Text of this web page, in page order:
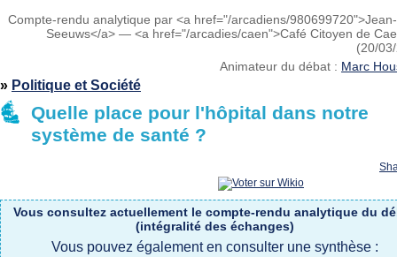
Compte-rendu analytique par <a href="/arcadiens/
Seeuws</a> — <a href="/arcadies/caen">Café Citoyen de
(20/
Animateur du débat : Marc
» Politique et Société
Quelle place pour l'hôpital dans notre
système de santé ?
Vous consultez actuellement le compte-rendu analytique du
(intégralité des échanges)
Vous pouvez également en consulter une synthèse :